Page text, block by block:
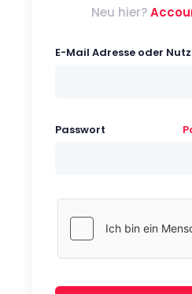
Neu hier?
E-Mail Adresse oder
Passwort